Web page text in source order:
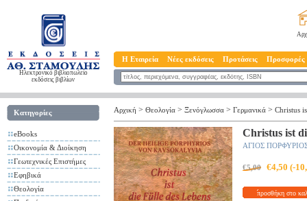
Ηλεκτρονικό βιβλιοπωλείο
εκδόσεις βιβλίων
Η Εταιρεία Νέες εκδόσεις Προτάσεις Προσφορές
Κατηγορίες
eBooks
Οικονομία & Διοίκηση
Γεωτεχνικές Επιστήμες
Εφηβικά
Θεολογία
Αρχική > Θεολογία > Ξενόγλωσσα > Γερμανικά > Christus
Christus ist
ΑΓΙΟΣ
€5,00 €4,50 (-
προσθήκη στο